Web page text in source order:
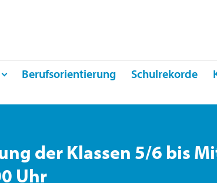
Berufsorientierung Schulrekorde
der Klassen 5/6 bis
Uhr